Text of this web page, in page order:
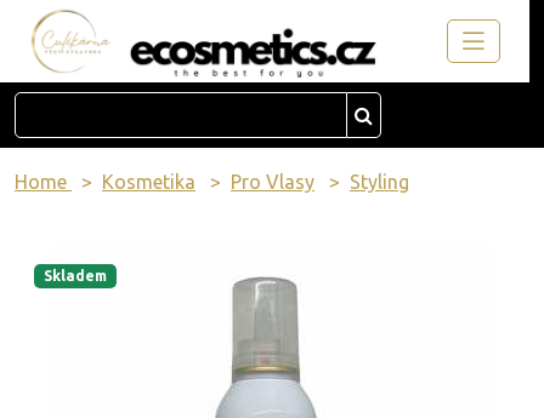
Home Kosmetika Pro Vlasy Styling
Skladem